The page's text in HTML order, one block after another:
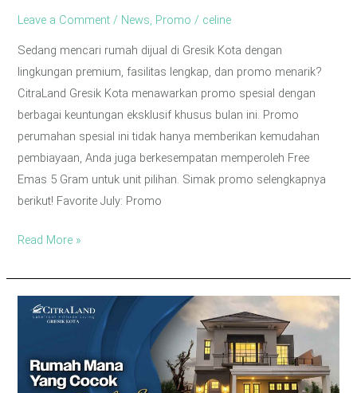
Leave a Comment / News Promo / celine
Sedang mencari rumah dijual di Gresik Kota dengan
lingkungan premium, fasilitas lengkap, dan promo menarik?
CitraLand Gresik Kota menawarkan promo spesial dengan
berbagai keuntungan eksklusif khusus bulan ini. Promo
perumahan spesial ini tidak hanya memberikan kemudahan
pembiayaan, Anda juga berkesempatan memperoleh Free
Emas 5 Gram untuk unit pilihan. Simak promo selengkapnya
berikut! Favorite July: Promo
Read More »
Rekomendasi
Rumah
Modern